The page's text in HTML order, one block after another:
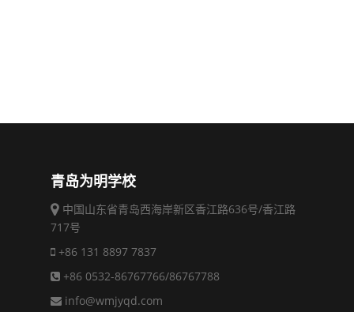
青岛为明学校
中国山东省青岛西海岸新区香江路636号/香江路
717号
+86 131 8897 7837
+86 0532-86767766/86767788
info@wmjyqd.com